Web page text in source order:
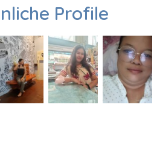
Profile